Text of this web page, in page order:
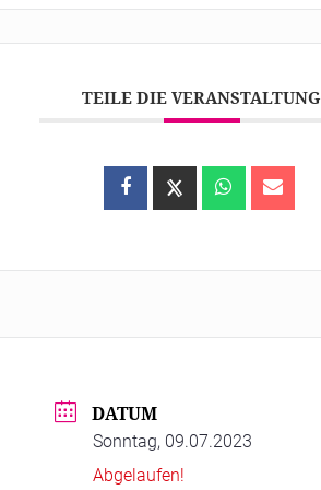
TEILE DIE VERANSTALTUNG
DATUM
Sonntag, 09.07.2023
Abgelaufen!